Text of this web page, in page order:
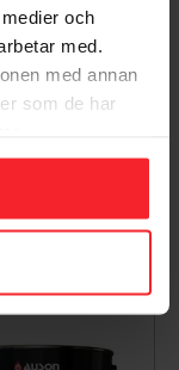
och
med.
med annan
som de har
Massiv Furu
588